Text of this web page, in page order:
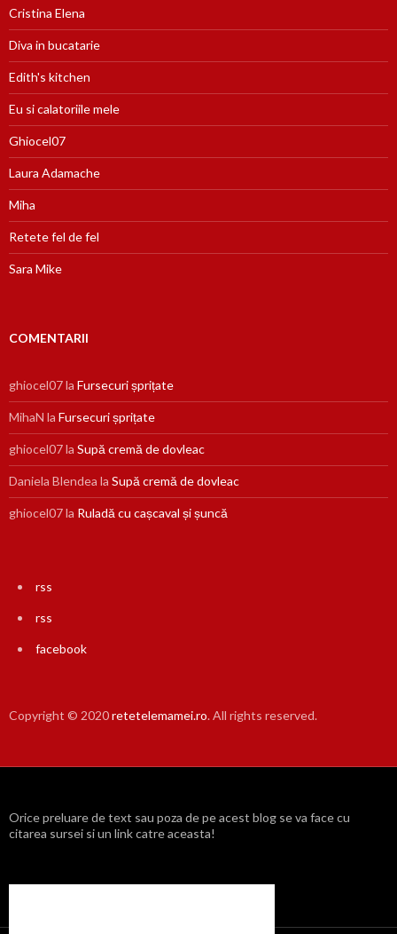
Cristina Elena
Diva in bucatarie
Edith's kitchen
Eu si calatoriile mele
Ghiocel07
Laura Adamache
Miha
Retete fel de fel
Sara Mike
COMENTARII
ghiocel07la Fursecuri șprițate
MihaN la Fursecuri șprițate
ghiocel07la Supă cremă de dovleac
Daniela Blendea la Supă cremă de dovleac
ghiocel07la Ruladă cu cașcaval și șuncă
rss
rss
facebook
Copyright © 2020retetelemamei.ro. All rights reserved.
Orice preluare de text sau poza de pe acest blog se va face cu
citarea sursei si un link catre aceasta!